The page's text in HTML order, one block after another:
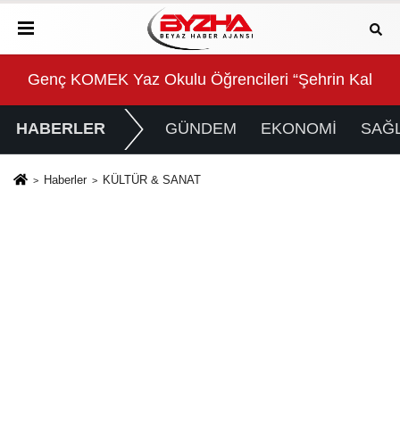
Yolculuk” Yaptı
Beyin sağlığı anne karnında başlıyor!
HABERLER GÜNDEM EKONOMİ
Haberler KÜLTÜR & SANAT